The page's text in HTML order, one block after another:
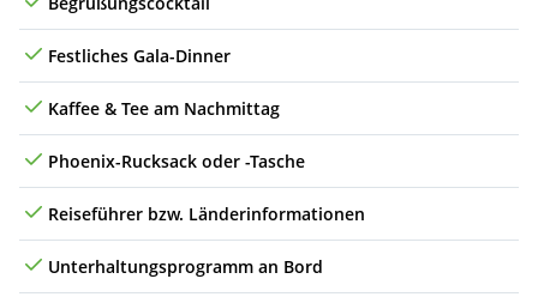
Festliches Gala-Dinner
Kaffee & Tee am Nachmittag
Phoenix-Rucksack oder -Tasche
Reiseführer bzw. Länderinformationen
Unterhaltungsprogramm an Bord